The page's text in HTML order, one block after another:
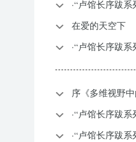
·“卢馆长序跋
在爱的天空下
·“卢馆长序跋
序《多维视野
·“卢馆长序跋
·“卢馆长序跋